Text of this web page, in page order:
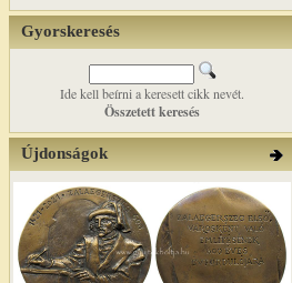
Gyorskeresés
Ide kell beírni a keresett cikk nevét.
Összetett keresés
Újdonságok